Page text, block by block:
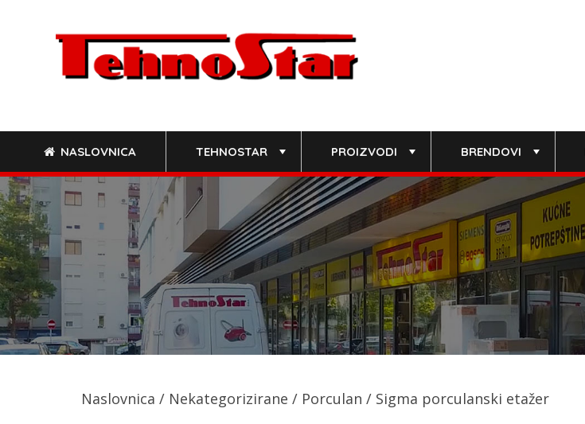
NASLOVNICA TEHNOSTAR PROIZVODI BRENDOVI
Naslovnica / Nekategorizirane / Porculan / Sigma porculanski etažer